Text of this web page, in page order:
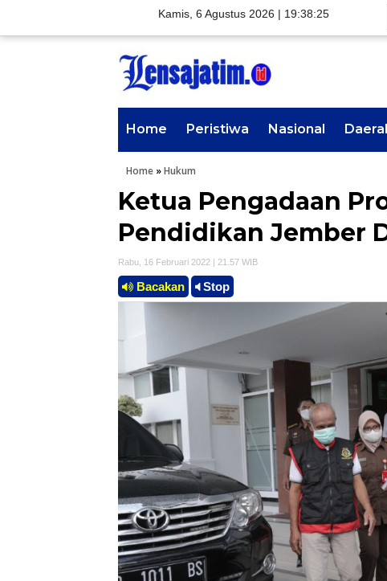
Kamis, 6 Agustus 2026 | 19:38:26
Home Peristiwa Nasional
Home »Hukum
Ketua Pengadaan
Pendidikan Jember
Rabu, 16 Februari 2022 | 21.57 WIB
Bacakan Stop